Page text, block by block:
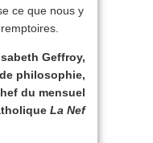
ce que nous y
Geffroy,
philosophie,
du mensuel
La Nef